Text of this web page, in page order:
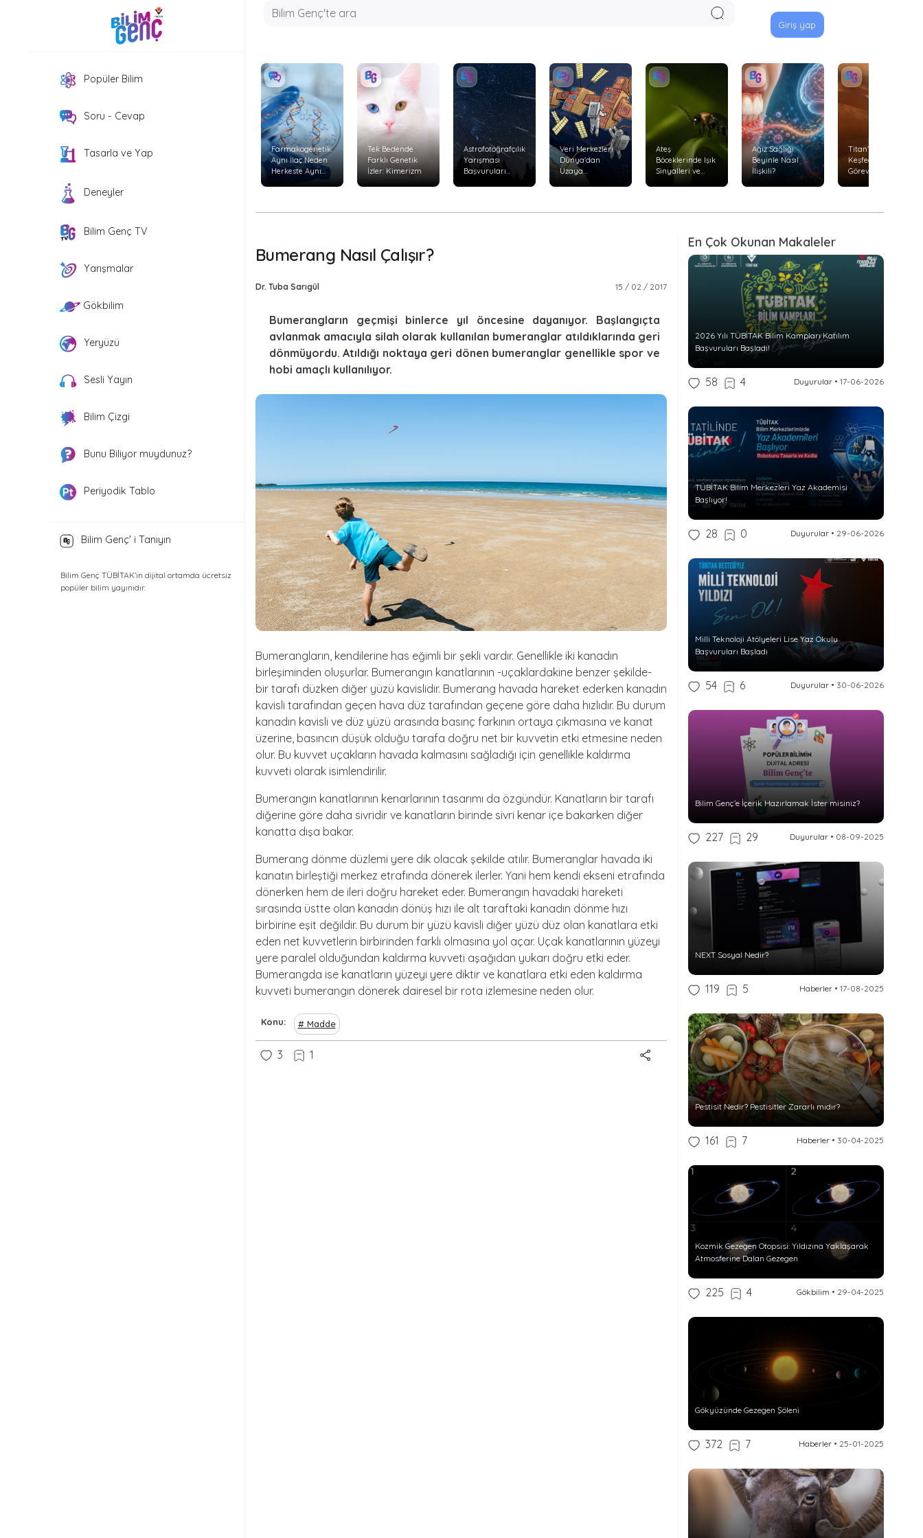
Giriş yap
Popüler Bilim
Soru - Cevap
Tasarla ve Yap
Deneyler
Bilim Genç TV
Yarışmalar
Gökbilim
Yeryüzü
Sesli Yayın
Bilim Çizgi
Bunu Biliyor muydunuz?
Periyodik Tablo
Bilim Genç' i Tanıyın
Bilim Genç TÜBİTAK’ın dijital ortamda ücretsiz
popüler bilim yayınıdır.
Farmakogenetik:
Aynı İlaç Neden
Herkeste Aynı
Tek Bedende
Farklı Genetik
İzler: Kimerizm
Astrofotoğrafçılık
Yarışması
Başvuruları
Veri Merkezleri
Dünya'dan
Uzaya
Ateş
Böceklerinde Işık
Sinyalleri ve
Ağız Sağlığı
Beyinle Nasıl
İlişkili?
Titan’ı Uçarak
Keşfedecek
Görev: Dragonfly
Bumerang Nasıl Çalışır?
Dr. Tuba Sarıgül 15 / 02 / 2017
Bumerangların geçmişi binlerce yıl öncesine dayanıyor. Başlangıçta
avlanmak amacıyla silah olarak kullanılan bumeranglar atıldıklarında geri
dönmüyordu. Atıldığı noktaya geri dönen bumeranglar genellikle spor ve
hobi amaçlı kullanılıyor.
Bumerangların, kendilerine has eğimli bir şekli vardır. Genellikle iki kanadın
birleşiminden oluşurlar. Bumerangın kanatlarının -uçaklardakine benzer şekilde-
bir tarafı düzken diğer yüzü kavislidir. Bumerang havada hareket ederken kanadın
kavisli tarafından geçen hava düz tarafından geçene göre daha hızlıdır. Bu durum
kanadın kavisli ve düz yüzü arasında basınç farkının ortaya çıkmasına ve kanat
üzerine, basıncın düşük olduğu tarafa doğru net bir kuvvetin etki etmesine neden
olur. Bu kuvvet uçakların havada kalmasını sağladığı için genellikle kaldırma
kuvveti olarak isimlendirilir.
Bumerangın kanatlarının kenarlarının tasarımı da özgündür. Kanatların bir tarafı
diğerine göre daha sivridir ve kanatların birinde sivri kenar içe bakarken diğer
kanatta dışa bakar.
Bumerang dönme düzlemi yere dik olacak şekilde atılır. Bumeranglar havada iki
kanatın birleştiği merkez etrafında dönerek ilerler. Yani hem kendi ekseni etrafında
dönerken hem de ileri doğru hareket eder. Bumerangın havadaki hareketi
sırasında üstte olan kanadın dönüş hızı ile alt taraftaki kanadın dönme hızı
birbirine eşit değildir. Bu durum bir yüzü kavisli diğer yüzü düz olan kanatlara etki
eden net kuvvetlerin birbirinden farklı olmasına yol açar. Uçak kanatlarının yüzeyi
yere paralel olduğundan kaldırma kuvveti aşağıdan yukarı doğru etki eder.
Bumerangda ise kanatların yüzeyi yere diktir ve kanatlara etki eden kaldırma
kuvveti bumerangın dönerek dairesel bir rota izlemesine neden olur.
Konu Madde
3 1
En Çok Okunan Makaleler
2026 Yılı TÜBİTAK Bilim Kampları Katılım
Başvuruları Başladı!
58 4 Duyurular• 17-06-2026
TÜBİTAK Bilim Merkezleri Yaz Akademisi
Başlıyor!
28 0 Duyurular• 29-06-2026
Milli Teknoloji Atölyeleri Lise Yaz Okulu
Başvuruları Başladı
54 6 Duyurular• 30-06-2026
Bilim Genç’e İçerik Hazırlamak İster misiniz?
227 29 Duyurular• 08-09-2025
NEXT Sosyal Nedir?
119 5 Haberler• 17-08-2025
Pestisit Nedir? Pestisitler Zararlı mıdır?
161 7 Haberler• 30-04-2025
Kozmik Gezegen Otopsisi: Yıldızına Yaklaşarak
Atmosferine Dalan Gezegen
225 4 Gökbilim • 29-04-2025
Gökyüzünde Gezegen Şöleni
372 7 Haberler• 25-01-2025